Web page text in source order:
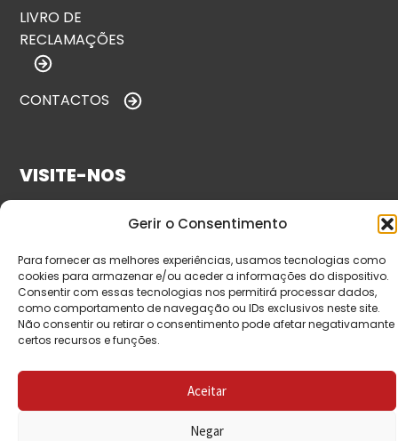
Gerir o Consentimento
Para fornecer as melhores experiências, usamos tecnologias como
cookies para armazenar e/ou aceder a informações do dispositivo.
Consentir com essas tecnologias nos permitirá processar dados,
como comportamento de navegação ou IDs exclusivos neste site.
Não consentir ou retirar o consentimento pode afetar negativamante
certos recursos e funções.
Aceitar
Negar
LIVRO DE
RECLAMAÇÕES
CONTACTOS
VISITE-NOS
direitos reservados.